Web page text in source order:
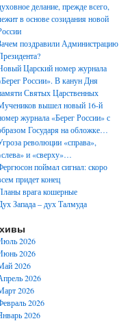
делание, прежде всего,
в основе созидания новой
поздравили Администрацию
Царский номер журнала
России». В канун Дня
Святых Царственных
вышел новый 16-й
журнала «Берег России» с
Государя на обложке…
революции «справа»,
и «сверху»…
поймал сигнал: скоро
придет конец
врага кошерные
Запада – дух Талмуда
2026
2026
2026
2026
2026
2026
2026